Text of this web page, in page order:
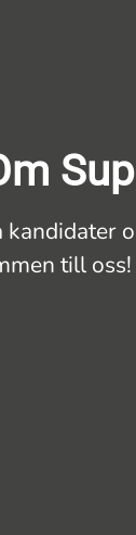
till oss!